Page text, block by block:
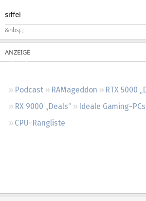
Neue Beiträge
Neueste Aktivitäten
Regeln
Podcast RAMageddon
RTX 5000
RX 9000 „Deals“
Ideale Gaming-PCs
CPU-Rangliste
siffel
&nbsp;